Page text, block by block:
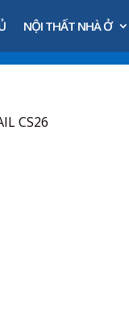
NỘI THẤT NHÀ Ở
CS26